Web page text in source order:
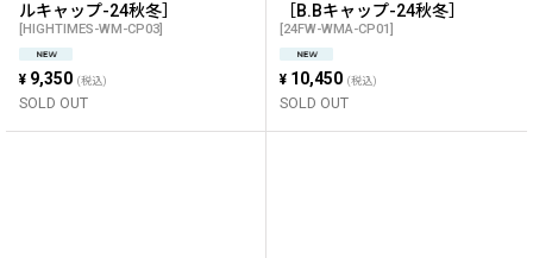
ルキャップ-24秋冬］
[HIGHTIMES-WM-CP03]
¥ 9,350 (税込)
SOLD OUT
［B.Bキャップ-24秋冬］
[24FW-WMA-CP01]
¥ 10,450 (税込)
SOLD OUT